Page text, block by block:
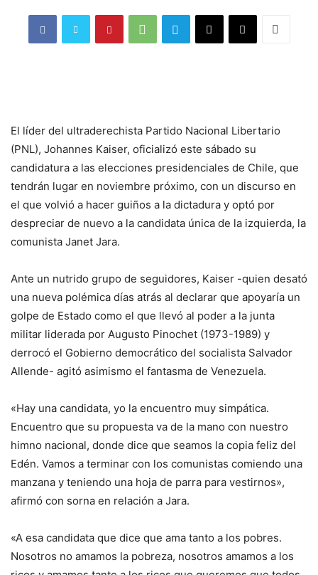
El líder del ultraderechista Partido Nacional Libertario
(PNL), Johannes Kaiser, oficializó este sábado su
candidatura a las elecciones presidenciales de Chile, que
tendrán lugar en noviembre próximo, con un discurso en
el que volvió a hacer guiños a la dictadura y optó por
despreciar de nuevo a la candidata única de la izquierda, la
comunista Janet Jara.
Ante un nutrido grupo de seguidores, Kaiser -quien desató
una nueva polémica días atrás al declarar que apoyaría un
golpe de Estado como el que llevó al poder a la junta
militar liderada por Augusto Pinochet (1973-1989) y
derrocó el Gobierno democrático del socialista Salvador
Allende- agitó asimismo el fantasma de Venezuela.
«Hay una candidata, yo la encuentro muy simpática.
Encuentro que su propuesta va de la mano con nuestro
himno nacional, donde dice que seamos la copia feliz del
Edén. Vamos a terminar con los comunistas comiendo una
manzana y teniendo una hoja de parra para vestirnos»,
afirmó con sorna en relación a Jara.
«A esa candidata que dice que ama tanto a los pobres.
Nosotros no amamos la pobreza, nosotros amamos a los